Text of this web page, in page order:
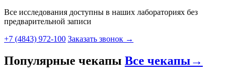
Все исследования доступны в наших лабораториях без
предварительной записи
+7 (4843) 972-100 Заказать звонок →
Популярные чекапы Все чекапы→